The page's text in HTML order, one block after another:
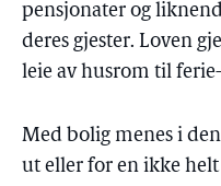
pensjonater og
deres gjester. Loven
leie av husrom til
Med bolig menes i
ut eller for en ikke